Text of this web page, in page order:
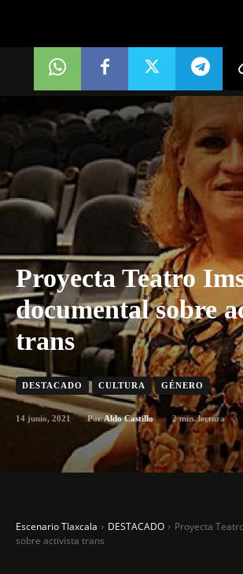
Proyecta Teatro
documental sobre
trans
DESTACADO CULTURA GÉNERO
14 junio, 2021 Por Aldo Castillo 2min. lectura
Escenario Tlaxcala DESTACADO
Proyecta
sobre activista trans